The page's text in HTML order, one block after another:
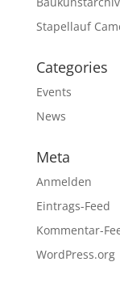
Stapellauf
Categories
Events
News
Meta
Anmelden
Eintrags-Feed
Kommentar-
WordPress.org